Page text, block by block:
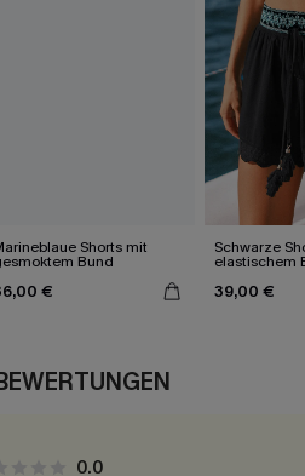
Shorts mit
Bund
€
Schwarze
elastischem
39,00 €
0.0